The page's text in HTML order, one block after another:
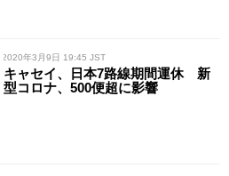
/ 2020年3月9日 19:45 JST
キャセイ、日本7路線期間運休 新
型コロナ、500便超に影響